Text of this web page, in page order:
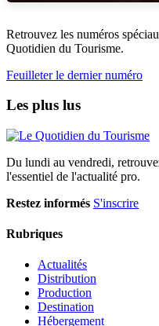
Retrouvez les numéros
Quotidien du Tourisme.
Feuilleter le dernier numéro
Les plus lus
Du lundi au vendredi,
l'essentiel de l'actualité pro.
Restez informés S'inscrire
Rubriques
Actualités
Distribution
Production
Destination
Hébergement